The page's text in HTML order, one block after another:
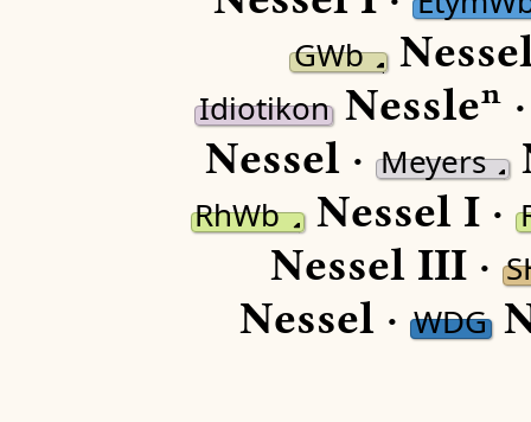
GWb
IdiotikonNessleⁿ
Nessel · Meyers
RhWb Nessel I ·
Nessel III ·
Nessel · WDG